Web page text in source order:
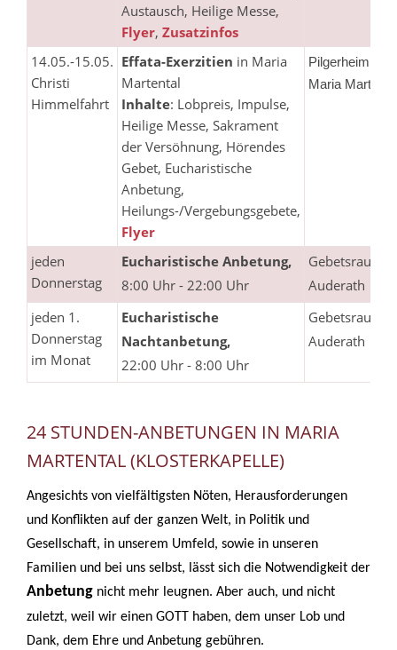
Austausch, Heilige Messe,
Flyer, Zusatzinfos
14.05.-15.05.
Christi
Himmelfahrt
Effata-Exerzitien in Maria
Martental
Inhalte: Lobpreis, Impulse,
Heilige Messe, Sakrament
der Versöhnung, Hörendes
Gebet, Eucharistische
Anbetung,
Heilungs-/Vergebungsgebete,
Flyer
Pilgerheim
Maria
jeden
Donnerstag
Eucharistische Anbetung,
8:00 Uhr - 22:00 Uhr
Gebetsraum
Auderath
jeden 1.
Donnerstag
im Monat
Eucharistische
Nachtanbetung,
22:00 Uhr - 8:00 Uhr
Gebetsraum
Auderath
24 STUNDEN-ANBETUNGEN IN MARIA
MARTENTAL (KLOSTERKAPELLE)
Angesichts von vielfältigsten Nöten, Herausforderungen
und Konflikten auf der ganzen Welt, in Politik und
Gesellschaft, in unserem Umfeld, sowie in unseren
Familien und bei uns selbst, lässt sich die Notwendigkeit der
Anbetung nicht mehr leugnen. Aber auch, und nicht
zuletzt, weil wir einen GOTT haben, dem unser Lob und
Dank, dem Ehre und Anbetung gebühren.